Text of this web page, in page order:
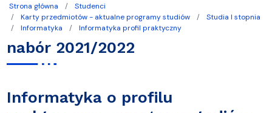
Strona główna
Studenci
Karty przedmiotów - aktualne programy studiów
Studia I stopnia
Informatyka
Informatyka profil praktyczny
nabór 2021/2022
Informatyka o profilu